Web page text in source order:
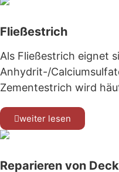
Fließestrich
Als Fließestrich eignet
Anhydrit-/
Zementestrich wird
weiter lesen
Reparieren von